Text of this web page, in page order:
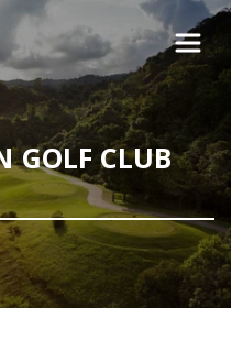
GOLF CLUB